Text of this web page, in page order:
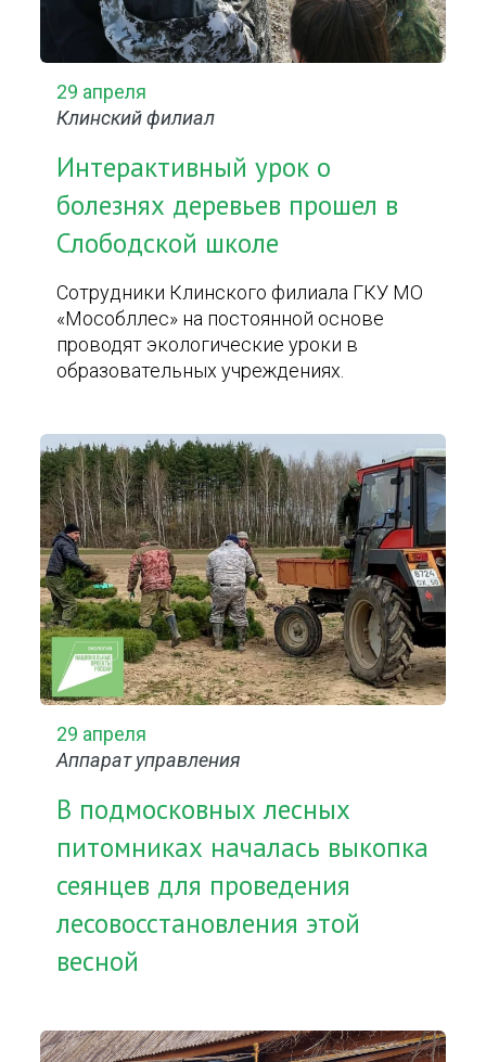
29 апреля
Клинский филиал
Интерактивный урок о
болезнях деревьев прошел в
Слободской школе
Сотрудники Клинского филиала ГКУ МО
«Мособллес» на постоянной основе
проводят экологические уроки в
образовательных учреждениях.
29 апреля
Аппарат управления
В подмосковных лесных
питомниках началась выкопка
сеянцев для проведения
лесовосстановления этой
весной